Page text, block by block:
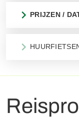
PRIJZEN /